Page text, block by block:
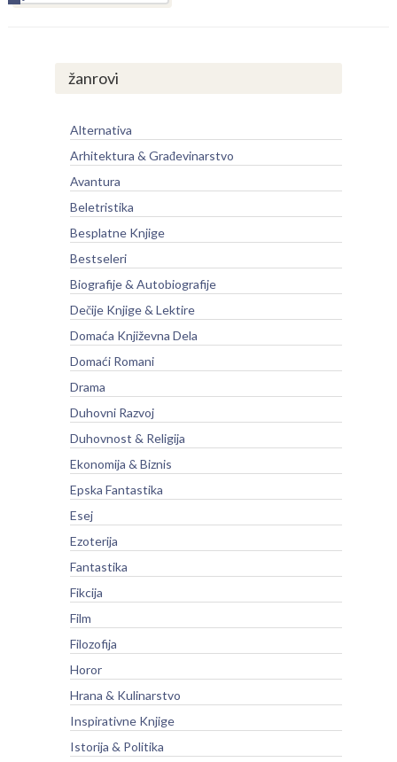
žanrovi
Alternativa
Arhitektura & Građevinarstvo
Avantura
Beletristika
Besplatne Knjige
Bestseleri
Biografije & Autobiografije
Dečije Knjige & Lektire
Domaća Književna Dela
Domaći Romani
Drama
Duhovni Razvoj
Duhovnost & Religija
Ekonomija & Biznis
Epska Fantastika
Esej
Ezoterija
Fantastika
Fikcija
Film
Filozofija
Horor
Hrana & Kulinarstvo
Inspirativne Knjige
Istorija & Politika